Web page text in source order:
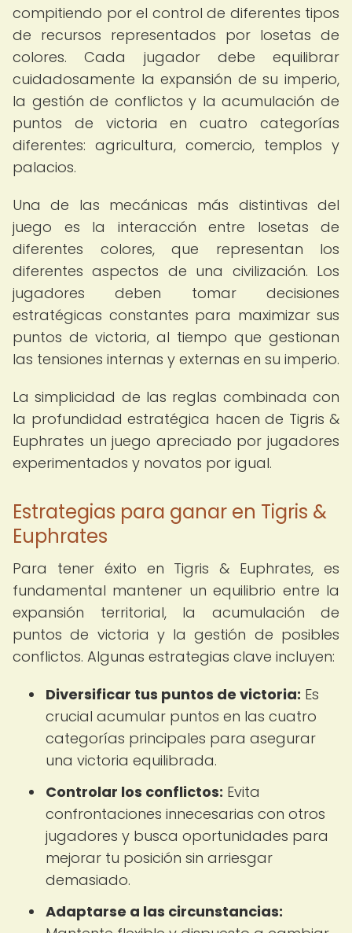
compitiendo por el control de diferentes tipos
de recursos representados por losetas de
colores. Cada jugador debe equilibrar
cuidadosamente la expansión de su imperio,
la gestión de conflictos y la acumulación de
puntos de victoria en cuatro categorías
diferentes: agricultura, comercio, templos y
palacios.
Una de las mecánicas más distintivas del
juego es la interacción entre losetas de
diferentes colores, que representan los
diferentes aspectos de una civilización. Los
jugadores deben tomar decisiones
estratégicas constantes para maximizar sus
puntos de victoria, al tiempo que gestionan
las tensiones internas y externas en su imperio.
La simplicidad de las reglas combinada con
la profundidad estratégica hacen de Tigris &
Euphrates un juego apreciado por jugadores
experimentados y novatos por igual.
Estrategias para ganar en Tigris &
Euphrates
Para tener éxito en Tigris & Euphrates, es
fundamental mantener un equilibrio entre la
expansión territorial, la acumulación de
puntos de victoria y la gestión de posibles
conflictos. Algunas estrategias clave incluyen:
Diversificar tus puntos de victoria: Es
crucial acumular puntos en las cuatro
categorías principales para asegurar
una victoria equilibrada.
Controlar los conflictos: Evita
confrontaciones innecesarias con otros
jugadores y busca oportunidades para
mejorar tu posición sin arriesgar
demasiado.
Adaptarse a las circunstancias: